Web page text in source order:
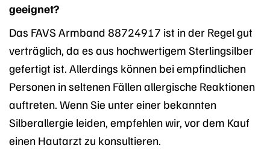
geeignet?
Das FAVS Armband 88724917 ist in der Regel gut
verträglich, da es aus hochwertigem Sterlingsilber
gefertigt ist. Allerdings können bei empfindlichen
Personen in seltenen Fällen allergische Reaktionen
auftreten. Wenn Sie unter einer bekannten
Silberallergie leiden, empfehlen wir, vor dem Kauf
einen Hautarzt zu konsultieren.